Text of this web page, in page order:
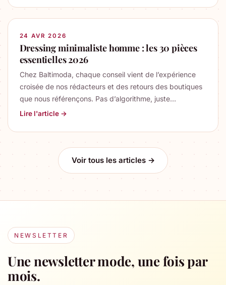
24 AVR 2026
Dressing minimaliste homme : les 30 pièces
essentielles 2026
Chez Baltimoda, chaque conseil vient de l’expérience
croisée de nos rédacteurs et des retours des boutiques
que nous référençons. Pas d’algorithme, juste…
Lire l'article →
Voir tous les articles →
NEWSLETTER
Une newsletter mode, une fois par
mois.